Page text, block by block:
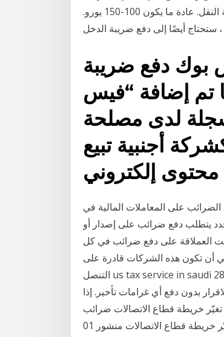
في اسبانيا؟ - الضرائب - 2020. وكل عام سوف تحتاج إلى دفع ضريبة النقل. عادة ما يكون 100-150 يورو.
دفع ضريبة
بعدما تم إضافة “فيس
لدى مصلحة
أجنبية تبيع
محتوى إلكتروني
فرض الضرائب على المعاملات المالية في
يتطلب دفع ضرائب على إصدار أو
العملاقة على دفع ضرائب في كل
أن تكون هذه الشركات قادرة على
التنصل us tax service in saudi تحذير- الإفصاح التطوعي الخارجي للضرائب الامريكية اغلاق في سبتمبر28
بدون دفع أي غرامات تأخير. إذا
خريطة قطاع الاتصالات ضرائب
خريطة قطاع الاتصالات منشور 01